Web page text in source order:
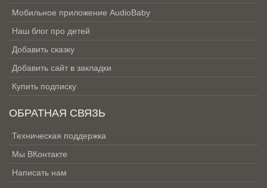
Мобильное приложение AudioBaby
Наш блог про детей
Добавить сказку
Добавить сайт в закладки
Купить подписку
ОБРАТНАЯ СВЯЗЬ
Техническая поддержка
Мы ВКонтакте
Написать нам